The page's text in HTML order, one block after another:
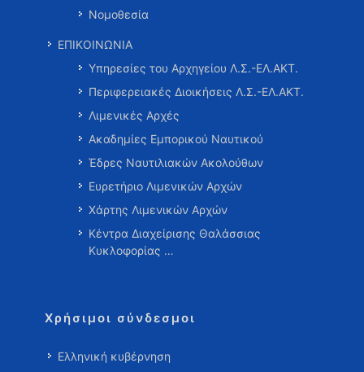
Νομοθεσία
ΕΠΙΚΟΙΝΩΝΙΑ
Υπηρεσίες του Αρχηγείου Λ.Σ.-ΕΛ.ΑΚΤ.
Περιφερειακές Διοικήσεις Λ.Σ.-ΕΛ.ΑΚΤ.
Λιμενικές Αρχές
Ακαδημίες Εμπορικού Ναυτικού
Έδρες Ναυτιλιακών Ακολούθων
Ευρετήριο Λιμενικών Αρχών
Χάρτης Λιμενικών Αρχών
Κέντρα Διαχείρισης Θαλάσσιας
Κυκλοφορίας …
Χρήσιμοι σύνδεσμοι
Ελληνική κυβέρνηση